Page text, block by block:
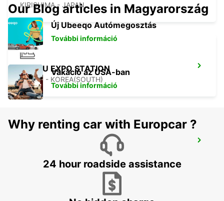
KIRISHIMA - JAPAN
YEOSU EXPO STATION
YEOSU - KOREA(SOUTH)
GWANGJU - KOREA(SOUTH)
Our Blog articles in Magyarország
Új Ubeeqo Autómegosztás
További információ
Vakáció az USA-ban
További információ
Why renting car with Europcar ?
24 hour roadside assistance